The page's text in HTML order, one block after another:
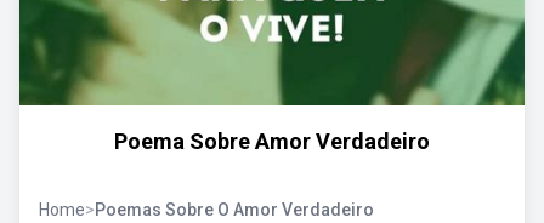
Poema Sobre Amor Verdadeiro
Home>Poemas Sobre O Amor Verdadeiro